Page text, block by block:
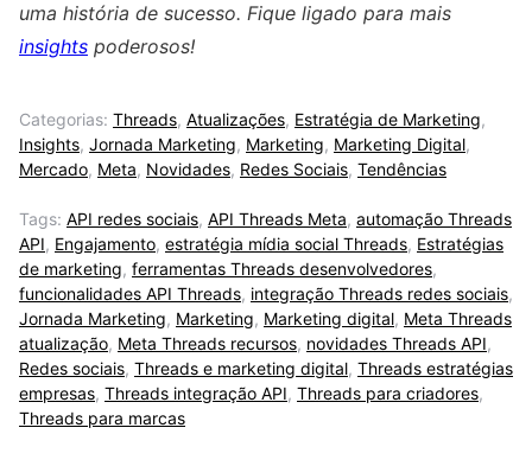
uma história de sucesso. Fique ligado para mais
insights poderosos!
Categorias: Threads, Atualizações, Estratégia de Marketing,
Insights, Jornada Marketing, Marketing, Marketing Digital,
Mercado, Meta, Novidades, Redes Sociais, Tendências
Tags: API redes sociais, API Threads Meta, automação Threads
API, Engajamento, estratégia mídia social Threads, Estratégias
de marketing, ferramentas Threads desenvolvedores,
funcionalidades API Threads, integração Threads redes sociais,
Jornada Marketing, Marketing, Marketing digital, Meta Threads
atualização, Meta Threads recursos, novidades Threads API,
Redes sociais, Threads e marketing digital, Threads estratégias
empresas, Threads integração API, Threads para criadores,
Threads para marcas